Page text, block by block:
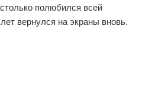
полюбился всей
вернулся на экраны вновь.